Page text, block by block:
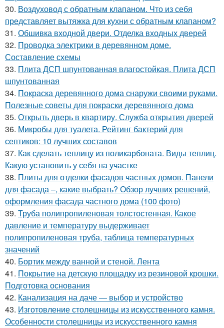
30. Воздуховод с обратным клапаном. Что из себя
представляет вытяжка для кухни с обратным клапаном?
31. Обшивка входной двери. Отделка входных дверей
32. Проводка электрики в деревянном доме.
Составление схемы
33. Плита ДСП шпунтованная влагостойкая. Плита ДСП
шпунтованная
34. Покраска деревянного дома снаружи своими руками.
Полезные советы для покраски деревянного дома
35. Открыть дверь в квартиру. Служба открытия дверей
36. Микробы для туалета. Рейтинг бактерий для
септиков: 10 лучших составов
37. Как сделать теплицу из поликарбоната. Виды теплиц.
Какую установить у себя на участке
38. Плиты для отделки фасадов частных домов. Панели
для фасада –, какие выбрать? Обзор лучших решений,
оформления фасада частного дома (100 фото)
39. Труба полипропиленовая толстостенная. Какое
давление и температуру выдерживает
полипропиленовая труба, таблица температурных
значений
40. Бортик между ванной и стеной. Лента
41. Покрытие на детскую площадку из резиновой крошки.
Подготовка основания
42. Канализация на даче — выбор и устройство
43. Изготовление столешницы из искусственного камня.
Особенности столешницы из искусственного камня